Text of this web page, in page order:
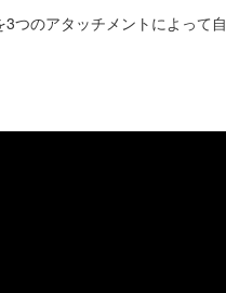
つのアタッチメントによって自